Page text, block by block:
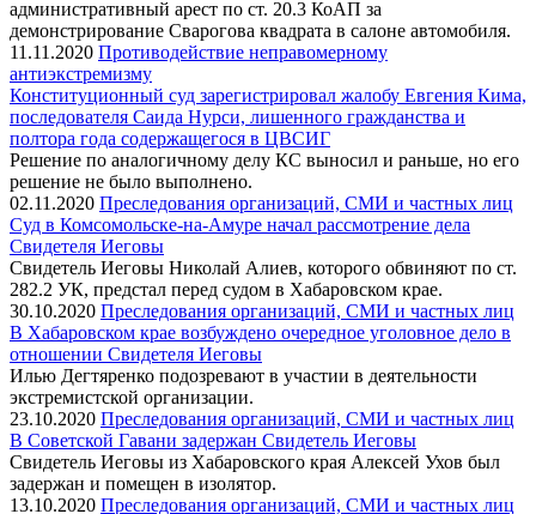
административный арест по ст. 20.3 КоАП за
демонстрирование Сварогова квадрата в салоне автомобиля.
11.11.2020 Противодействие неправомерному
антиэкстремизму
Конституционный суд зарегистрировал жалобу Евгения Кима,
последователя Саида Нурси, лишенного гражданства и
полтора года содержащегося в ЦВСИГ
Решение по аналогичному делу КС выносил и раньше, но его
решение не было выполнено.
02.11.2020 Преследования организаций, СМИ и частных лиц
Суд в Комсомольске-на-Амуре начал рассмотрение дела
Свидетеля Иеговы
Свидетель Иеговы Николай Алиев, которого обвиняют по ст.
282.2 УК, предстал перед судом в Хабаровском крае.
30.10.2020 Преследования организаций, СМИ и частных лиц
В Хабаровском крае возбуждено очередное уголовное дело в
отношении Свидетеля Иеговы
Илью Дегтяренко подозревают в участии в деятельности
экстремистской организации.
23.10.2020 Преследования организаций, СМИ и частных лиц
В Советской Гавани задержан Свидетель Иеговы
Свидетель Иеговы из Хабаровского края Алексей Ухов был
задержан и помещен в изолятор.
13.10.2020 Преследования организаций, СМИ и частных лиц